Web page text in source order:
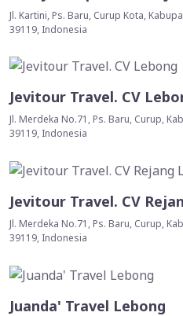
Jl. Kartini, Ps. Baru, Curup Kota,
39119, Indonesia
Jevitour Travel. CV
Jl. Merdeka No.71, Ps. Baru, Curup,
39119, Indonesia
Jevitour Travel. CV
Jl. Merdeka No.71, Ps. Baru, Curup,
39119, Indonesia
Juanda' Travel Lebong